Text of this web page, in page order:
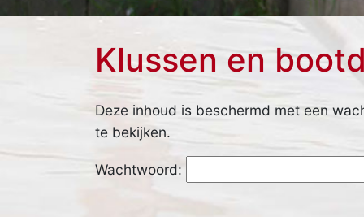
Klussen en
Deze inhoud is beschermd met een
te bekijken.
Wachtwoord: